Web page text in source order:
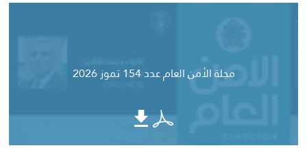
مجلة الأمن العام عدد 154 تموز 2026